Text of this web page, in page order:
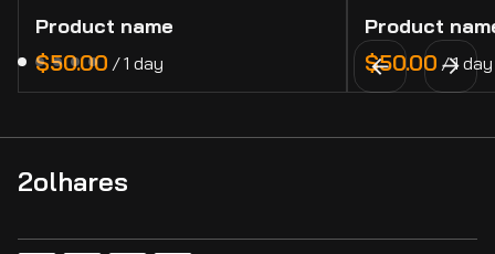
Product name
$50.00 /1 day
Product
$50.00 /1 day
2olhares